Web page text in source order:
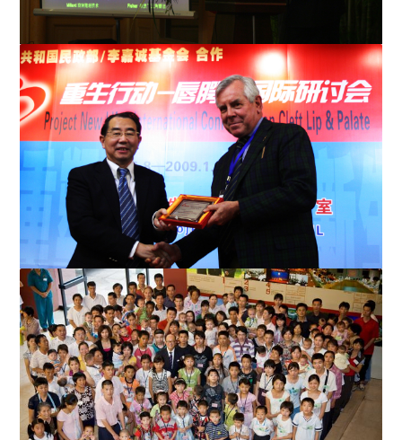
Dr. Richard Redett 講解序列征嬰兒下頜骨牽張手術
基金會代表李玉光教授向 Dr. Anthony Wolfe 頒發演講證書